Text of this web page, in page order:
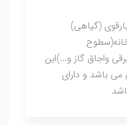
(گیاهی)
واجاق گاز و...)این
می باشد و دارای